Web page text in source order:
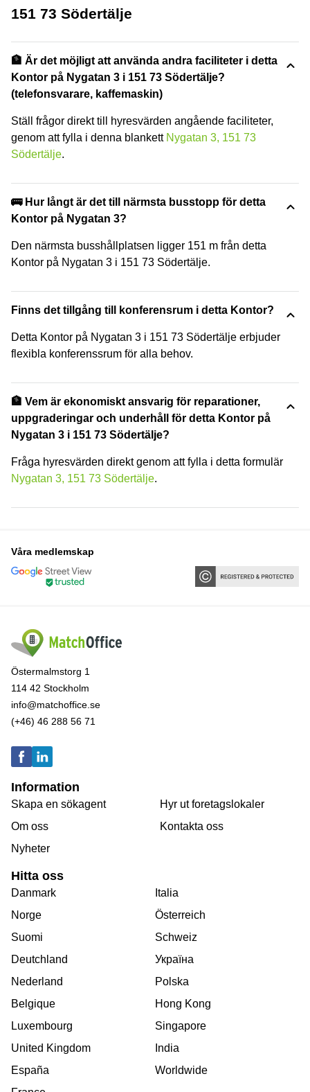
151 73 Södertälje
🏦 Är det möjligt att använda andra faciliteter i detta
Kontor på Nygatan 3 i 151 73 Södertälje?
(telefonsvarare, kaffemaskin)
Ställ frågor direkt till hyresvärden angående faciliteter,
genom att fylla i denna blankett Nygatan 3, 151 73
Södertälje.
🚌 Hur långt är det till närmsta busstopp för detta
Kontor på Nygatan 3?
Den närmsta busshållplatsen ligger 151 m från detta
Kontor på Nygatan 3 i 151 73 Södertälje.
Finns det tillgång till konferensrum i detta Kontor?
Detta Kontor på Nygatan 3 i 151 73 Södertälje erbjuder
flexibla konferenssrum för alla behov.
🏦 Vem är ekonomiskt ansvarig för reparationer,
uppgraderingar och underhåll för detta Kontor på
Nygatan 3 i 151 73 Södertälje?
Fråga hyresvärden direkt genom att fylla i detta formulär
Nygatan 3, 151 73 Södertälje.
Våra medlemskap
Östermalmstorg 1
114 42 Stockholm
info@matchoffice.se
(+46) 46 288 56 71
Information
Skapa en sökagent
Om oss
Nyheter
Hyr ut foretagslokaler
Kontakta oss
Hitta oss
Danmark
Norge
Suomi
Deutchland
Nederland
Belgique
Luxembourg
United Kingdom
España
Italia
Österreich
Schweiz
Україна
Polska
Hong Kong
Singapore
India
Worldwide